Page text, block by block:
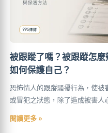
被跟蹤了嗎？被跟蹤怎
如何保護自己？
恐怖情人的跟蹤騷擾行為，使被
或冒犯之狀態，除了造成被害人
閱讀更多 »